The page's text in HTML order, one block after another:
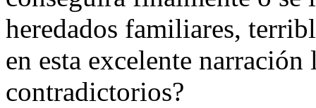
heredados familiares,
en esta excelente
contradictorios?